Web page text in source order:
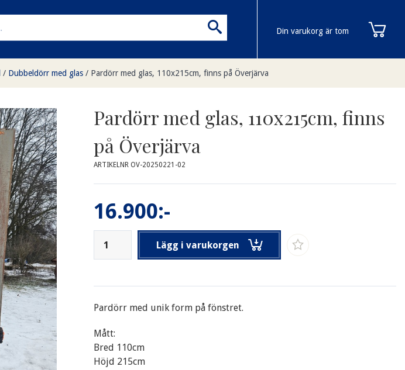
Din varukorg är tom
/ Dubbeldörr med glas / Pardörr med glas, 110x215cm, finns på Överjärva
Pardörr med glas, 110x215cm, finns
på Överjärva
ARTIKELNR OV-20250221-02
16.900:-
Lägg i varukorgen
Pardörr med unik form på fönstret.
Mått:
Bred 110cm
Höjd 215cm